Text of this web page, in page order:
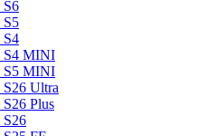
S6
S5
S4
S4 MINI
S5 MINI
Ultra
Plus